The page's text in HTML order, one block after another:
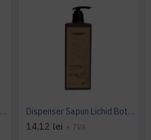
Sampon BOTANIKA NORDIC SWAN 5L -ECOLABEL -Nordic Argan Dispenser Sapun Lichid Botanika 300ml
14,12 lei + TVA